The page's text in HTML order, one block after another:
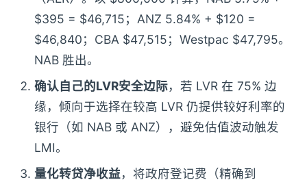
$395 = $46,715；ANZ 5.84% + $120 =
$46,840；CBA $47,515；Westpac $47,795。
NAB 胜出。
确认自己的LVR安全边际，若 LVR 在 75% 边
缘，倾向于选择在较高 LVR 仍提供较好利率的
银行（如 NAB 或 ANZ），避免估值波动触发
LMI。
量化转贷净收益，将政府登记费（精确到